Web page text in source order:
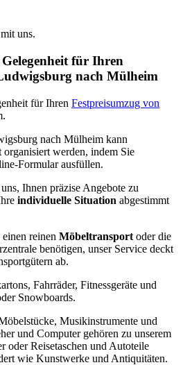
uns.
für Ihren
nach Mülheim
für Ihren Festpreisumzug von
nach Mülheim kann
organisiert werden, indem Sie
Formular ausfüllen.
Ihnen präzise Angebote zu
individuelle Situation abgestimmt
reinen Möbeltransport oder die
benötigen, unser Service deckt
ab.
Fahrräder, Fitnessgeräte und
Snowboards.
Musikinstrumente und
und Computer gehören zu unserem
oder Reisetaschen und Autoteile
wie Kunstwerke und Antiquitäten.